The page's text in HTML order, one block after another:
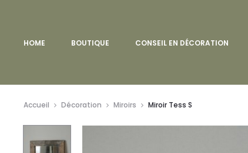
HOME BOUTIQUE CONSEIL EN DÉCORATION
Accueil Décoration Miroirs Miroir Tess S